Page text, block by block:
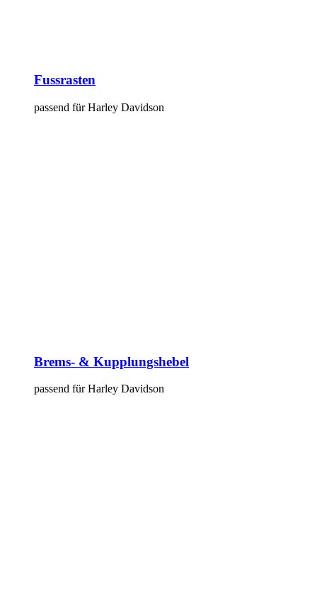
Fussrasten
passend für Harley Davidson
Brems- & Kupplungshebel
passend für Harley Davidson